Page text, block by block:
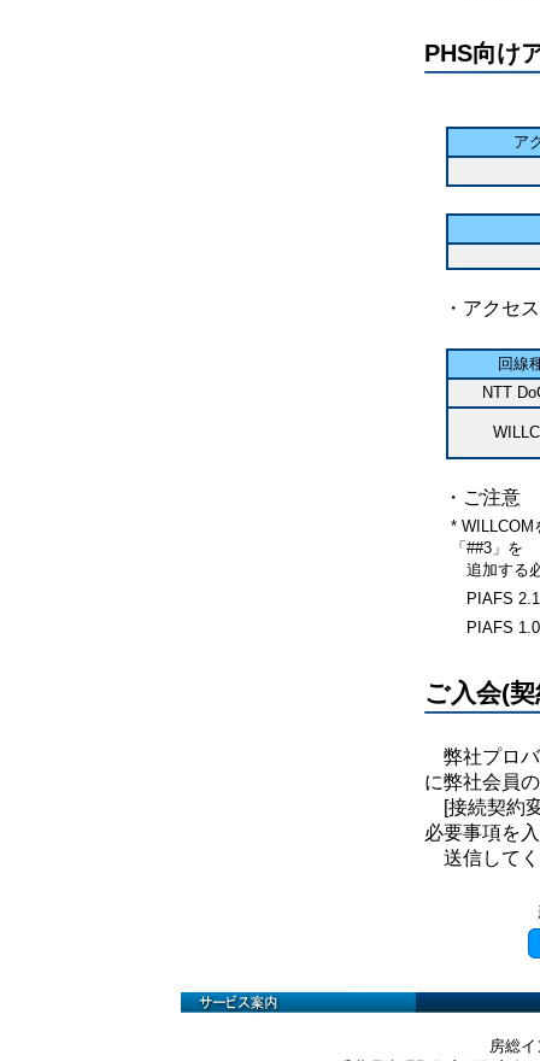
PHS向け
ア
・アクセス
回線
NTT
・ご注意
* WILLCOM
「##3」を
追加する
PIAFS 2.1
PIAFS 1.0
ご入会(
弊社プロバ
に弊社会員
[接続契約
必要事項を
送信して
房総